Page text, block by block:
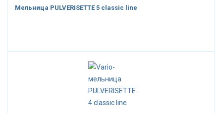
Мельница PULVERISETTE 5 classic line